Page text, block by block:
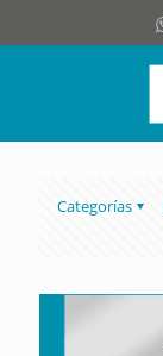
Categorías